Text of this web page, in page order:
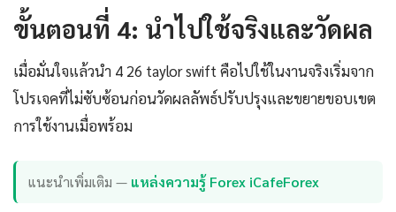
ขั้นตอนที่ 4: นำไปใช้จริงและวัดผล
เมื่อมั่นใจแล้วนำ 4 26 taylor swift คือไปใช้ในงานจริงเริ่มจาก
โปรเจคที่ไม่ซับซ้อนก่อนวัดผลลัพธ์ปรับปรุงและขยายขอบเขต
การใช้งานเมื่อพร้อม
แนะนำเพิ่มเติม — แหล่งความรู้ Forex iCafeForex